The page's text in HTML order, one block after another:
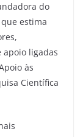
do
estima
apoio ligadas
às
Científica